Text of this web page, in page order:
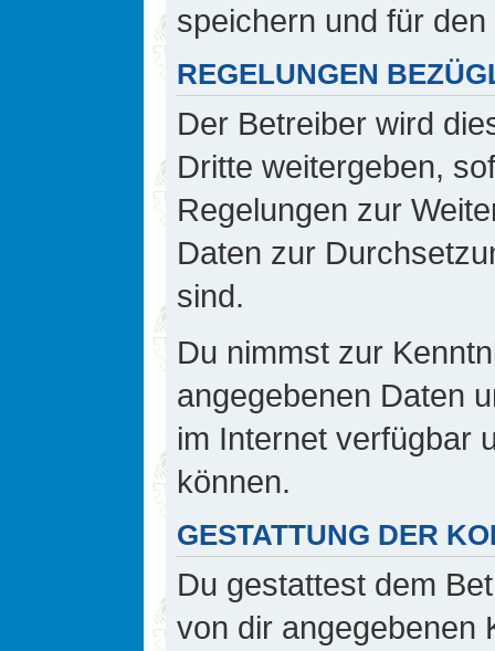
speichern und für
REGELUNGEN
Der Betreiber wird
Dritte weitergeben,
Regelungen zur
Daten zur
sind.
Du nimmst zur
angegebenen Daten
im Internet verfügbar
können.
GESTATTUNG DER
Du gestattest dem
von dir angegebenen